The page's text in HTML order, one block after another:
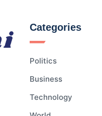
Categories
Politics
Business
Technology